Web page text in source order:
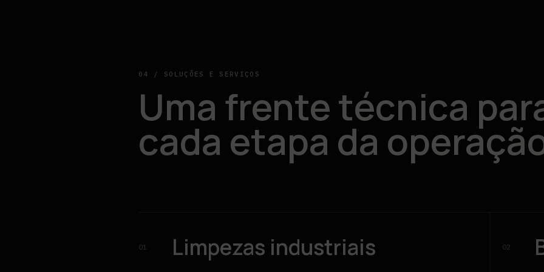
04 / SOLUÇÕES E SERVIÇOS
Uma frente técnica
cada etapa da
01 Limpezas industriais 02